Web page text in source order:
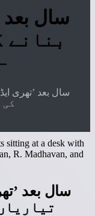
بنانے
کی